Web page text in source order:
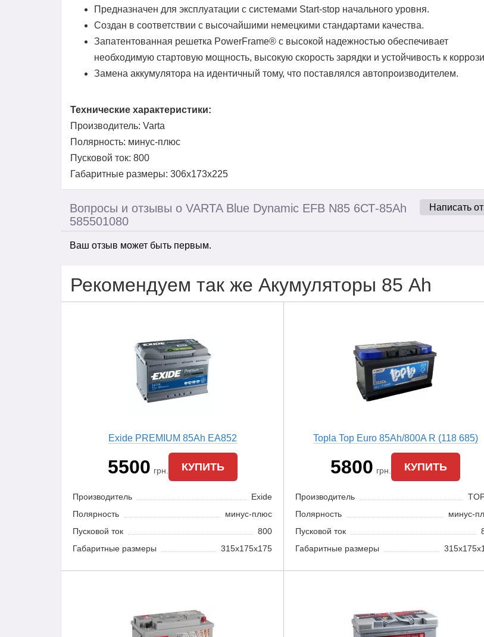
Предназначен для эксплуатации с системами Start-stop начального уровня.
Создан в соответствии с высочайшими немецкими стандартами качества.
Запатентованная решетка PowerFrame® с высокой надежностью обеспечивает
необходимую стартовую мощность, высокую скорость зарядки и устойчивость к
Замена аккумулятора на идентичный тому, что поставлялся автопроизводителем.
Технические характеристики:
Производитель: Varta
Полярность: минус-плюс
Пусковой ток: 800
Габаритные размеры: 306x173x225
Написать
Вопросы и отзывы о VARTA Blue Dynamic EFB N85 6СТ-85Ah
585501080
Ваш отзыв может быть первым.
Рекомендуем так же Акумуляторы 85 Ah
Exide PREMIUM 85Ah EA852
5500 грн. КУПИТЬ
Производитель
Exide
Полярность
минус-плюс
Пусковой ток
800
Габаритные размеры
315x175x175
Topla Top Euro 85Ah/800A R (118 685)
5800 грн. КУПИТЬ
Производитель
Полярность
минус-
Пусковой ток
Габаритные размеры